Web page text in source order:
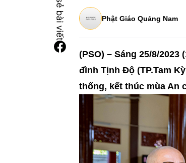
Phật Giáo Quảng Nam
(PSO) – Sáng 25/8/
đình Tịnh Độ (TP.Tam
thống, kết thúc mùa An